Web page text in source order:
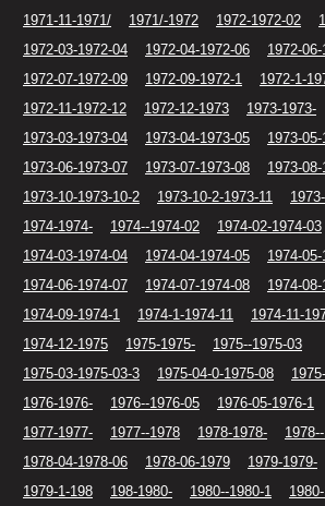
1971-11-1971/
1971/-1972 1972-1972-02
1972-03-1972-04
1972-04-1972-06
1972-
1972-07-1972-09
1972-09-1972-1
1972-1-
1972-11-1972-12
1972-12-1973 1973-1973-
1973-03-1973-04
1973-04-1973-05
1973-
1973-06-1973-07
1973-07-1973-08
1973-
1973-10-1973-10-2
1973-10-2-1973-11
1974-1974-
1974--1974-02
1974-02-1974-03
1974-03-1974-04
1974-04-1974-05
1974-
1974-06-1974-07
1974-07-1974-08
1974-
1974-09-1974-1
1974-1-1974-11
1974-11-
1974-12-1975
1975-1975-
1975--1975-03
1975-03-1975-03-3
1975-04-0-1975-08
1976-1976-
1976--1976-05 1976-05-1976-1
1977-1977-
1977--1978 1978-1978-
1978-04-1978-06
1978-06-1979 1979-1979-
1979-1-198
198-1980- 1980--1980-1